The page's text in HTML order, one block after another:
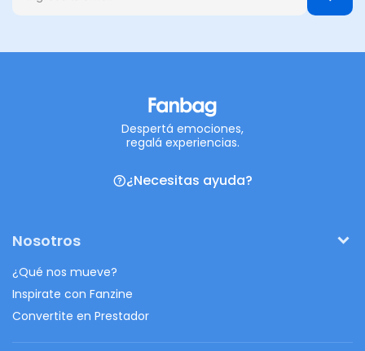
Despertá emociones,
regalá experiencias.
¿Necesitas ayuda?
Nosotros
¿Qué nos mueve?
Inspirate con Fanzine
Convertite en Prestador